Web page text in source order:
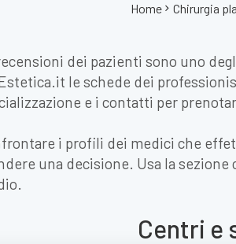
Home Chirurgia
dei pazienti sono uno
le schede dei
e i contatti per
i profili dei medici che
una decisione. Usa la
Centri e